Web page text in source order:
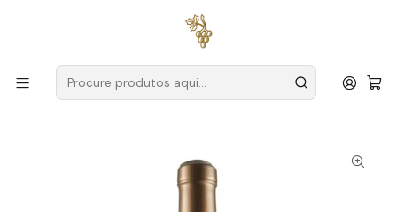
para encomendas a partir de
Produtores Espanha Jerez
Bodegas Tradición
Bodegas Tradición Brandy Solera Grande Reserva Espanha
Jerez 75cl